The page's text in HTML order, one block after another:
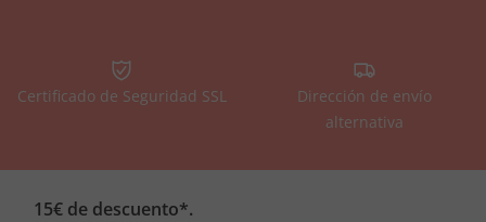
Certificado de Seguridad SSL
Dirección de envío
alternativa
15€ de descuento*.